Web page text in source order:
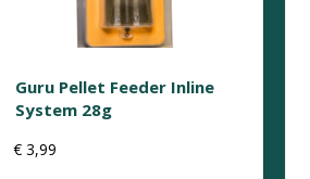
Guru Pellet Feeder Inline
System 28g
€ 3,99